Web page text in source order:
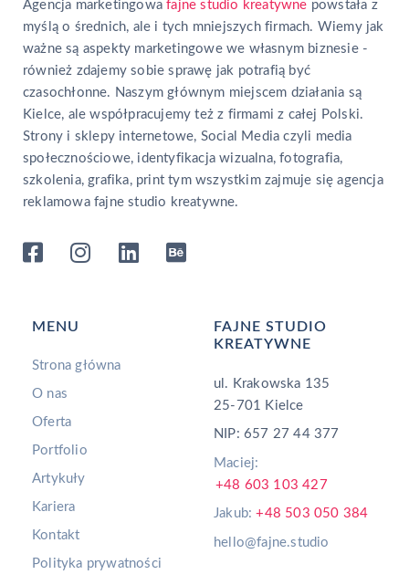
Agencja marketingowafajne studio kreatywne powstała z
myślą o średnich, ale i tych mniejszych firmach. Wiemy jak
ważne są aspekty marketingowe we własnym biznesie -
również zdajemy sobie sprawę jak potrafią być
czasochłonne. Naszym głównym miejscem działania są
Kielce, ale współpracujemy też z firmami z całej Polski.
Strony i sklepy internetowe, Social Media czyli media
społecznościowe, identyfikacja wizualna, fotografia,
szkolenia, grafika, print tym wszystkim zajmuje się agencja
reklamowa fajne studio kreatywne.
MENU
Strona główna
O nas
Oferta
Portfolio
Artykuły
Kariera
Kontakt
Polityka prywatności
FAJNE STUDIO
KREATYWNE
ul. Krakowska 135
25-701 Kielce
NIP: 657 27 44 377
Maciej:
+48 603 103 427
Jakub:+48 503 050 384
hello@fajne.studio